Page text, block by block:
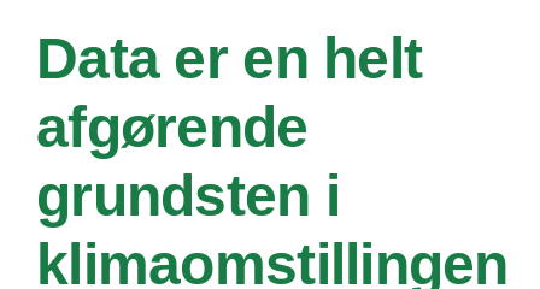
Data er en helt
afgørende
grundsten i
klimaomstillingen